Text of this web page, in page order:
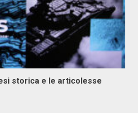
storica e le articolesse